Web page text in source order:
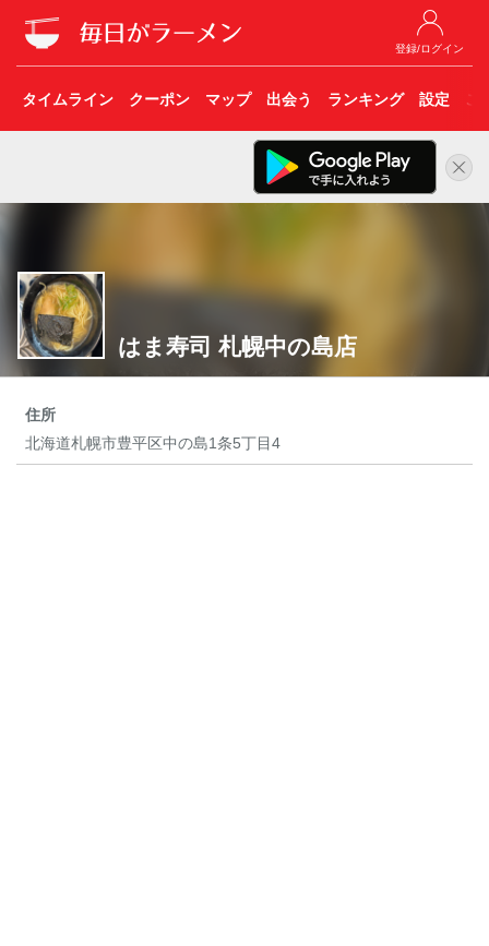
登録/ログイン
タイムライン クーポン マップ 出会う ランキング 設定 こ
はま寿司 札幌中の島店
住所
北海道札幌市豊平区中の島1条5丁目4